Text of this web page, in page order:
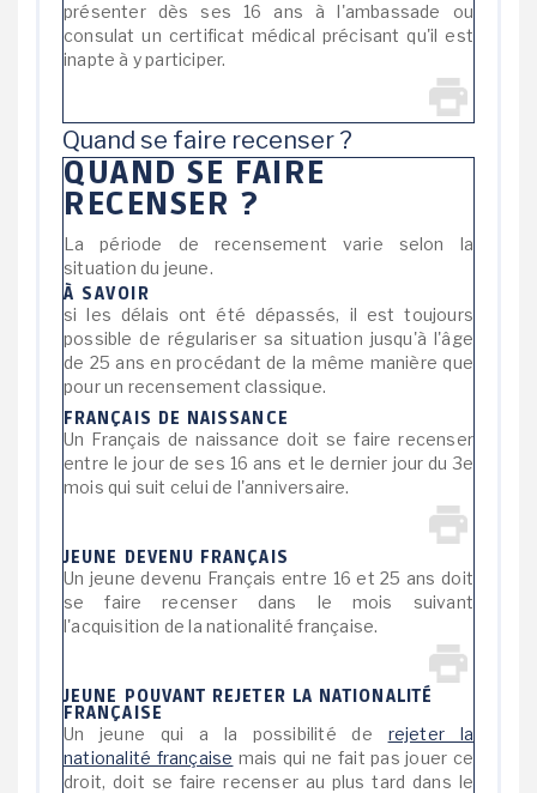
présenter dès ses 16 ans à l'ambassade ou
consulat un certificat médical précisant qu'il est
inapte à y participer.
Quand se faire recenser ?
QUAND SE FAIRE
RECENSER ?
La période de recensement varie selon la
situation du jeune.
À SAVOIR
si les délais ont été dépassés, il est toujours
possible de régulariser sa situation jusqu'à l'âge
de 25 ans en procédant de la même manière que
pour un recensement classique.
FRANÇAIS DE NAISSANCE
Un Français de naissance doit se faire recenser
entre le jour de ses 16 ans et le dernier jour du 3e
mois qui suit celui de l'anniversaire.
JEUNE DEVENU FRANÇAIS
Un jeune devenu Français entre 16 et 25 ans doit
se faire recenser dans le mois suivant
l'acquisition de la nationalité française.
JEUNE POUVANT REJETER LA NATIONALITÉ
FRANÇAISE
Un jeune qui a la possibilité de rejeter la
nationalité française mais qui ne fait pas jouer ce
droit, doit se faire recenser au plus tard dans le